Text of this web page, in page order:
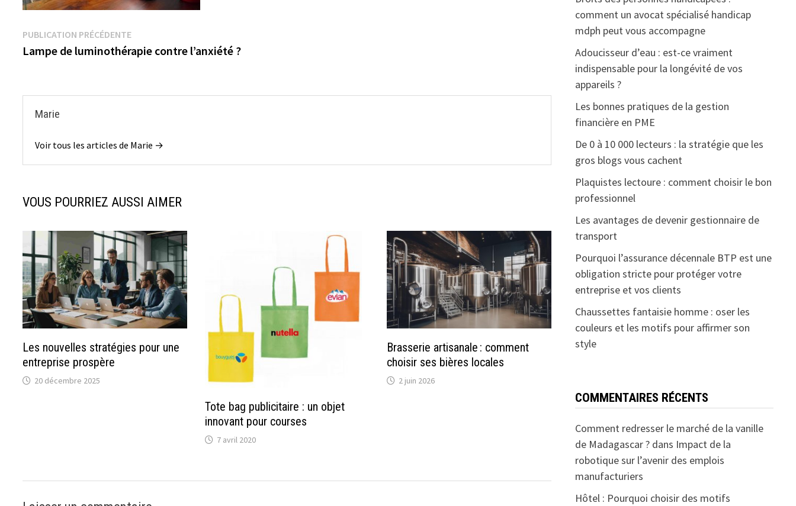
Navigation
de
PUBLICATION PRÉCÉDENTEPublication
précédente :
Lampe de luminothérapie contre l’anxiété ?
Marie
Voir tous les articles de Marie →
VOUS POURRIEZ AUSSI AIMER
Les nouvelles stratégies pour une
entreprise prospère
20 décembre 2025
Tote bag publicitaire : un objet
innovant pour courses
7 avril 2020
Brasserie artisanale : comment
choisir ses bières locales
2 juin 2026
comment un avocat spécialisé handicap
mdph peut vous accompagne
Adoucisseur d’eau : est-ce vraiment
indispensable pour la longévité de vos
appareils ?
Les bonnes pratiques de la gestion
financière en PME
De 0 à 10 000 lecteurs : la stratégie que les
gros blogs vous cachent
Plaquistes lectoure : comment choisir le bon
professionnel
Les avantages de devenir gestionnaire de
transport
Pourquoi l’assurance décennale BTP est une
obligation stricte pour protéger votre
entreprise et vos clients
Chaussettes fantaisie homme : oser les
couleurs et les motifs pour affirmer son
style
COMMENTAIRES RÉCENTS
Comment redresser le marché de la vanille
de Madagascar ?dans Impact de la
robotique sur l’avenir des emplois
manufacturiers
Hôtel : Pourquoi choisir des motifs